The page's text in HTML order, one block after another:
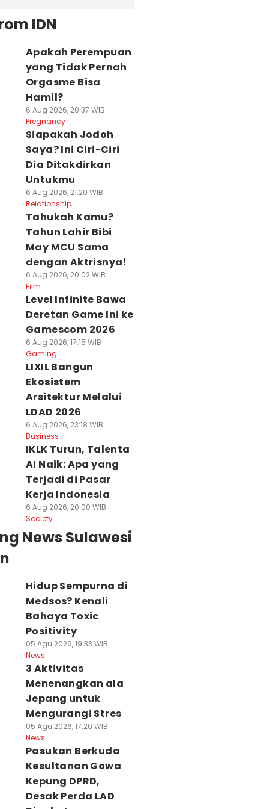
IDN
Apakah Perempuan
yang Tidak Pernah
Orgasme Bisa
Hamil?
6 Aug 2026, 20:37 WIB
Pregnancy
Siapakah Jodoh
Saya? Ini Ciri-Ciri
Dia Ditakdirkan
Untukmu
6 Aug 2026, 21:20 WIB
Relationship
Tahukah Kamu?
Tahun Lahir Bibi
May MCU Sama
dengan Aktrisnya!
6 Aug 2026, 20:02 WIB
Film
Level Infinite Bawa
Deretan Game Ini ke
Gamescom 2026
6 Aug 2026, 17:15 WIB
Gaming
LIXIL Bangun
Ekosistem
Arsitektur Melalui
LDAD 2026
6 Aug 2026, 23:18 WIB
Business
IKLK Turun, Talenta
AI Naik: Apa yang
Terjadi di Pasar
Kerja Indonesia
6 Aug 2026, 20:00 WIB
Society
News Sulawesi
Hidup Sempurna di
Medsos? Kenali
Bahaya Toxic
Positivity
05 Agu 2026, 19:33 WIB
News
3 Aktivitas
Menenangkan ala
Jepang untuk
Mengurangi Stres
05 Agu 2026, 17:20 WIB
News
Pasukan Berkuda
Kesultanan Gowa
Kepung DPRD,
Desak Perda LAD